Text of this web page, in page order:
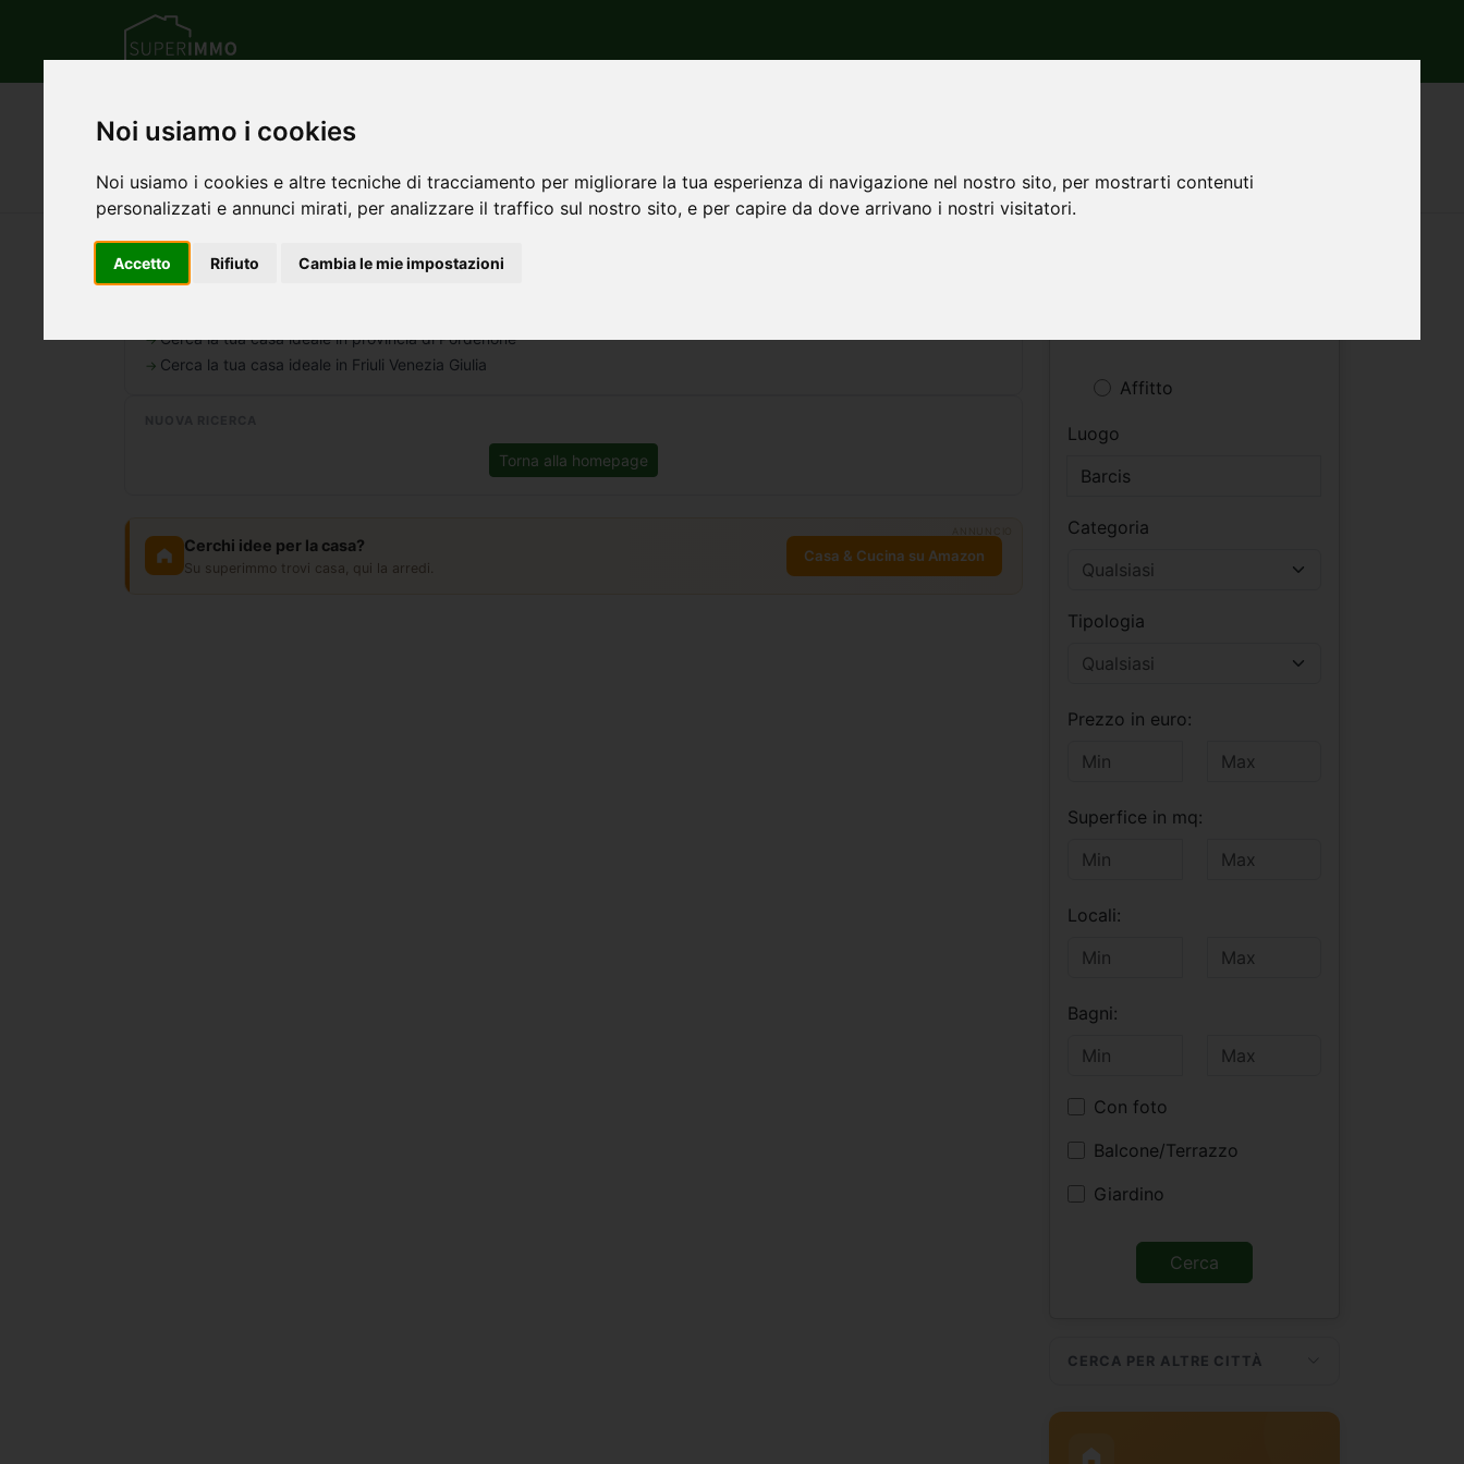
Noi usiamo i cookies
Noi usiamo i cookies e altre tecniche di tracciamento per migliorare la tua esperienza di navigazione nel nostro sito, per mostrarti contenuti
personalizzati e annunci mirati, per analizzare il traffico sul nostro sito, e per capire da dove arrivano i nostri visitatori.
Accetto Rifiuto Cambia le mie impostazioni
Case e immobili in vendita a Barcis
Nessun annuncio trovato per questa ricerca.
Cerca la tua casa ideale in provincia di Pordenone
Cerca la tua casa ideale in Friuli Venezia Giulia
Torna alla homepage
Cerchi idee per la casa?
Su superimmo trovi casa, qui la arredi.
Casa & Cucina su Amazon
Affitto
Luogo
Categoria
Tipologia
Prezzo in euro:
Superfice in mq:
Locali:
Bagni:
Con foto
Balcone/Terrazzo
Giardino
CERCA PER ALTRE CITTÀ